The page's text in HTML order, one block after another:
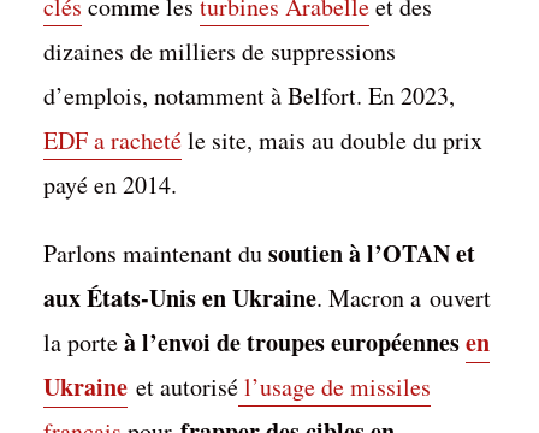
clés comme les turbines Arabelleet des
dizaines de milliers de suppressions
d’emplois, notamment à Belfort. En 2023,
EDF a rachetéle site, mais au double du prix
payé en 2014.
Parlons maintenant dusoutien à l’OTAN et
aux États-Unis en Ukraine. Macron a ouvert
la porteà l’envoi de troupes européennesen
Ukraineet autorisél’usage de missiles